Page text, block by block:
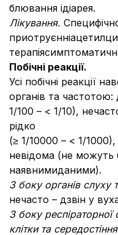
блювання ідіарея.
Лікування.
Побічні реакції.
Усі побічні реакції
органів та
1/100 – < 1/10),
рідко
(≥ 1/10000 – < 1/1000),
невідома (не можуть
наявнимиданими).
З боку органів слуху
нечасто – дзвін у
З боку респіраторної
клітки та